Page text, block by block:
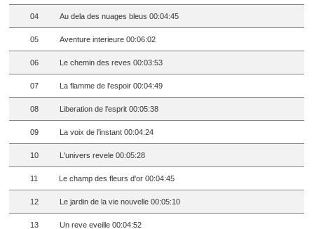
04 Au dela des nuages bleus 00:04:45
05 Aventure interieure 00:06:02
06 Le chemin des reves 00:03:53
07 La flamme de l'espoir 00:04:49
08 Liberation de l'esprit 00:05:38
09 La voix de l'instant 00:04:24
10 L'univers revele 00:05:28
11 Le champ des fleurs d'or 00:04:45
12 Le jardin de la vie nouvelle 00:05:10
13 Un reve eveille 00:04:52